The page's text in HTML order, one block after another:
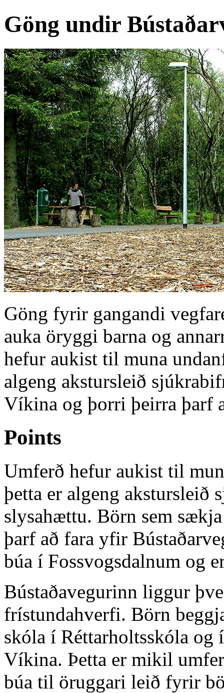
Göng undir
Göng fyrir gangandi
auka öryggi barna og
hefur aukist til muna
algeng akstursleið
Víkina og þorri þeirra þarf
Points
Umferð hefur aukist til
þetta er algeng akstursleið
slysahættu. Börn sem
þarf að fara yfir
búa í Fossvogsdalnum og
Bústaðavegurinn liggur
frístundahverfi. Börn
skóla í Réttarholtsskóla
Víkina. Þetta er mikil
búa til öruggari leið fyrir